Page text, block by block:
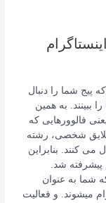
پیج شما را دنبال
ببینند. به همین
فالوورهایی که
علایق شخصی، رشته
می کنند. بنابراین
پیشرفته شد.
شما به عنوان
میشوند. و فعالیت